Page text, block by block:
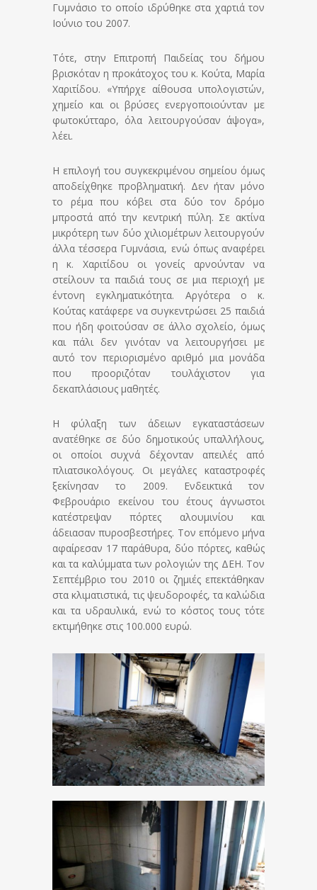
Γυμνάσιο το οποίο ιδρύθηκε στα χαρτιά τον
Ιούνιο του 2007.
Τότε, στην Επιτροπή Παιδείας του δήμου
βρισκόταν η προκάτοχος του κ. Κούτα, Μαρία
Χαριτίδου. «Υπήρχε αίθουσα υπολογιστών,
χημείο και οι βρύσες ενεργοποιούνταν με
φωτοκύτταρο, όλα λειτουργούσαν άψογα»,
λέει.
Η επιλογή του συγκεκριμένου σημείου όμως
αποδείχθηκε προβληματική. Δεν ήταν μόνο
το ρέμα που κόβει στα δύο τον δρόμο
μπροστά από την κεντρική πύλη. Σε ακτίνα
μικρότερη των δύο χιλιομέτρων λειτουργούν
άλλα τέσσερα Γυμνάσια, ενώ όπως αναφέρει
η κ. Χαριτίδου οι γονείς αρνούνταν να
στείλουν τα παιδιά τους σε μια περιοχή με
έντονη εγκληματικότητα. Αργότερα ο κ.
Κούτας κατάφερε να συγκεντρώσει 25 παιδιά
που ήδη φοιτούσαν σε άλλο σχολείο, όμως
και πάλι δεν γινόταν να λειτουργήσει με
αυτό τον περιορισμένο αριθμό μια μονάδα
που προοριζόταν τουλάχιστον για
δεκαπλάσιους μαθητές.
Η φύλαξη των άδειων εγκαταστάσεων
ανατέθηκε σε δύο δημοτικούς υπαλλήλους,
οι οποίοι συχνά δέχονταν απειλές από
πλιατσικολόγους. Οι μεγάλες καταστροφές
ξεκίνησαν το 2009. Ενδεικτικά τον
Φεβρουάριο εκείνου του έτους άγνωστοι
κατέστρεψαν πόρτες αλουμινίου και
άδειασαν πυροσβεστήρες. Τον επόμενο μήνα
αφαίρεσαν 17 παράθυρα, δύο πόρτες, καθώς
και τα καλύμματα των ρολογιών της ΔΕΗ. Τον
Σεπτέμβριο του 2010 οι ζημιές επεκτάθηκαν
στα κλιματιστικά, τις ψευδοροφές, τα καλώδια
και τα υδραυλικά, ενώ το κόστος τους τότε
εκτιμήθηκε στις 100.000 ευρώ.